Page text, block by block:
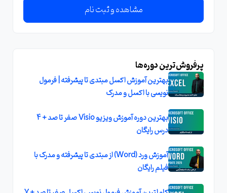
مشاهده و ثبت نام
پرفروش‌ترین دوره‌ها
بهترین آموزش اکسل مبتدی تا پیشرفته | فرمول
نویسی با اکسل و مدرک
بهترین دوره آموزش ویزیو Visio صفر تا صد + 4
درس رایگان
آموزش ورد (Word) از مبتدی تا پیشرفته و مدرک با
فیلم رایگان